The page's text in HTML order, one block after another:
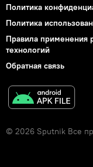
Политика
Политика
Правила применения
технологий
Обратная связь
© 2026 Sputnik Все